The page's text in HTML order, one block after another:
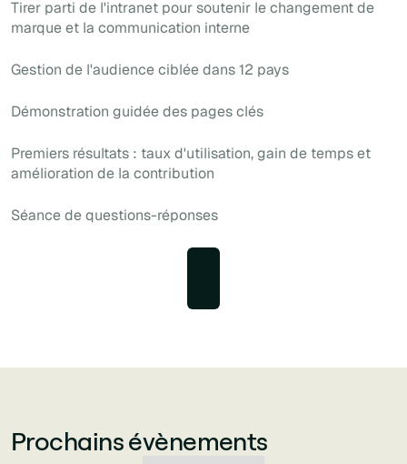
Tirer parti de l'intranet pour soutenir le changement de
marque et la communication interne
Gestion de l'audience ciblée dans 12 pays
Démonstration guidée des pages clés
Premiers résultats : taux d'utilisation, gain de temps et
amélioration de la contribution
Séance de questions-réponses
Prochains évènements